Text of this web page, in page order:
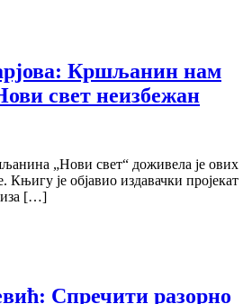
Кршљанин нам
свет неизбежан
„Нови свет“ доживела је ових
Књигу је објавио издавачки пројекат
иза […]
Спречити разорно